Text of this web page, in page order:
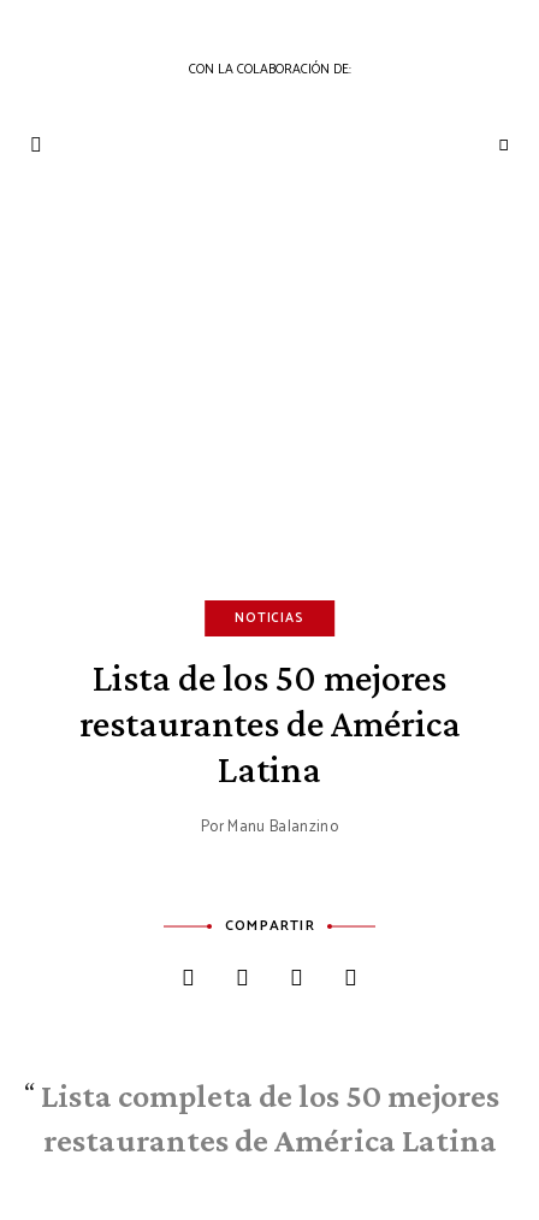
CON LA COLABORACIÓN DE:
NOTICIAS
Lista de los 50 mejores
restaurantes de América
Latina
PorManu Balanzino
COMPARTIR
Lista completa de los 50 mejores
restaurantes de América Latina